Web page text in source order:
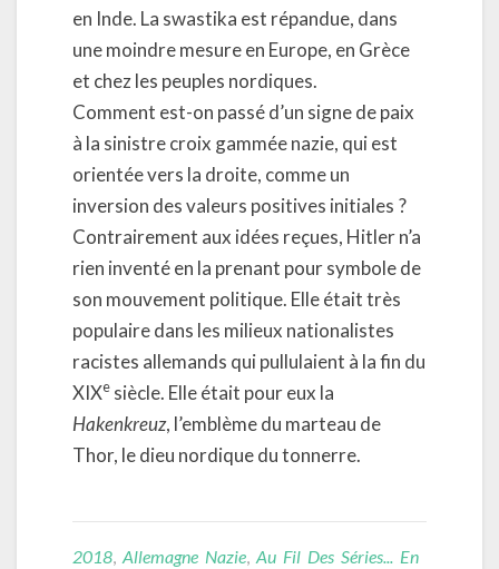
en Inde. La swastika est répandue, dans
une moindre mesure en Europe, en Grèce
et chez les peuples nordiques.
Comment est-on passé d’un signe de paix
à la sinistre croix gammée nazie, qui est
orientée vers la droite, comme un
inversion des valeurs positives initiales ?
Contrairement aux idées reçues, Hitler n’a
rien inventé en la prenant pour symbole de
son mouvement politique. Elle était très
populaire dans les milieux nationalistes
racistes allemands qui pullulaient à la fin du
XIXe siècle. Elle était pour eux la
Hakenkreuz, l’emblème du marteau de
Thor, le dieu nordique du tonnerre.
2018, Allemagne Nazie, Au Fil Des Séries... En